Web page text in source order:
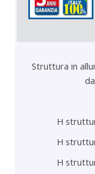
Struttura in
H
H
H